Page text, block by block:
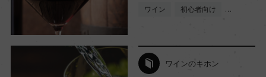
ワイン 初心者向け …
ワインのキホン